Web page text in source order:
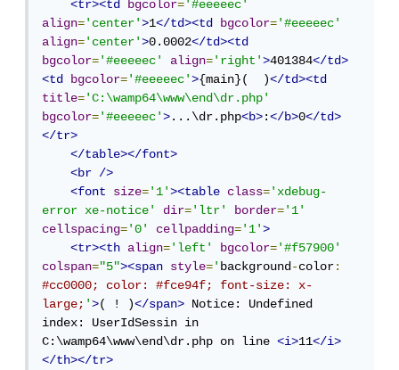
<tr><td bgcolor='#eeeeec'
align='center'>1</td><td bgcolor='#eeeeec'
align='center'>0.0002</td><td
bgcolor='#eeeeec' align='right'>401384</td>
<td
bgcolor='#eeeeec'>{main}(  )</td><td
title='C:\wamp64\www\end\dr.php'
bgcolor='#eeeeec'>...\dr.php<b>:</b>0</td>
</tr>
</table></font>
<br
/>
<font
size='1'><table class='xdebug-
error xe-notice'
dir='ltr' border='1'
cellspacing='0' cellpadding='1'>
<tr><th
align='left' bgcolor='#f57900'
colspan="5"><span style='background-color:
#cc0000; color: #fce94f; font-size: x-
large;'>( ! )</span> Notice: Undefined
index: UserIdSessin in
C:\wamp64\www\end\dr.php on line <i>11</i>
</th></tr>